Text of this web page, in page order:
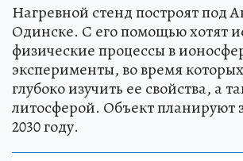
Нагревной стенд построят под
Одинске. С его помощью хотят
физические процессы в
эксперименты, во время
глубоко изучить ее свойства, а
литосферой. Объект планируют
2030 году.